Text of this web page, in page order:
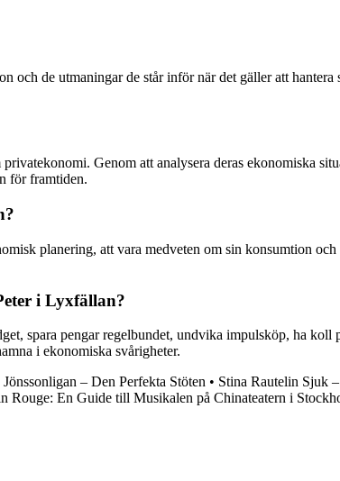
de utmaningar de står inför när det gäller att
Genom att analysera deras ekonomiska
för framtiden.
planering, att vara medveten om sin konsumtion
i Lyxfällan?
spara pengar regelbundet, undvika impulsköp, ha koll
i ekonomiska svårigheter.
Jönssonligan – Den Perfekta Stöten • Stina Rautelin Sjuk
Rouge: En Guide till Musikalen på Chinateatern i